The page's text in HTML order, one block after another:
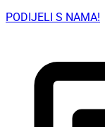
PODIJELI S NAMA!